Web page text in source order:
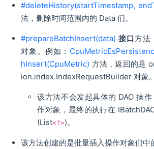
#deleteHistory(startTimestamp,
法，删除时间范围内的 Data 们。
#prepareBatchInsert(data) 接口方法
对象。例如：
hInsert(CpuMetric) 方法，返回的是
ion.index.IndexRequestBuilder 对象
该方法不会发起具体的 DAO 操
作对象，最终的执行在
(List<?>)。
该方法创建的是批量插入操作对象们中